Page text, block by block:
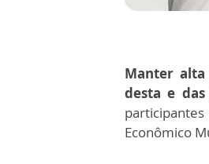
Manter
desta e
Econômico